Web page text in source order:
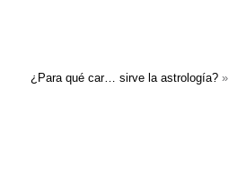
¿Para qué car… sirve la astrología? »